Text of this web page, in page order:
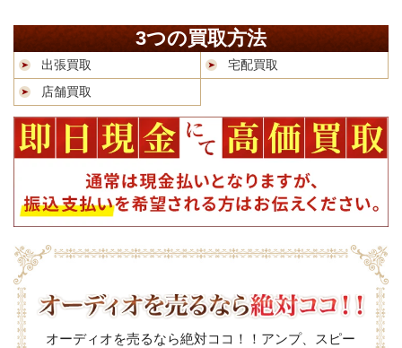
3つの買取方法
出張買取
宅配買取
店舗買取
オーディオを売るなら絶対ココ！！アンプ、スピー